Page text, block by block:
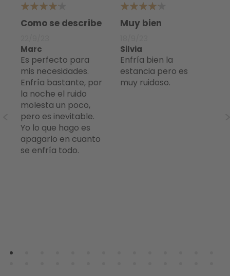
4
Como se describe
Marc
Es perfecto para
mis necesidades.
Enfría bastante, por
la noche el ruido
molesta un poco,
pero es inevitable.
Yo lo que hago es
apagarlo en cuanto
se enfría todo.
4Muy bien
Silvia
Enfría bien la
estancia pero es
muy ruidoso.